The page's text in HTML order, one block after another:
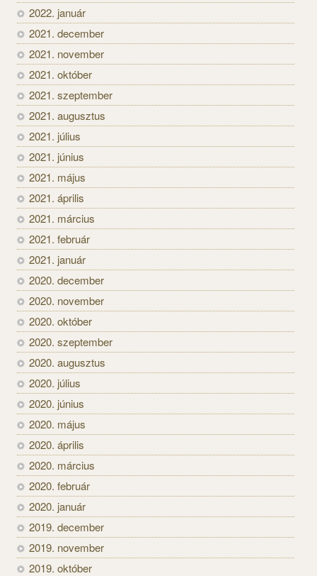
2022. január
2021. december
2021. november
2021. október
2021. szeptember
2021. augusztus
2021. július
2021. június
2021. május
2021. április
2021. március
2021. február
2021. január
2020. december
2020. november
2020. október
2020. szeptember
2020. augusztus
2020. július
2020. június
2020. május
2020. április
2020. március
2020. február
2020. január
2019. december
2019. november
2019. október